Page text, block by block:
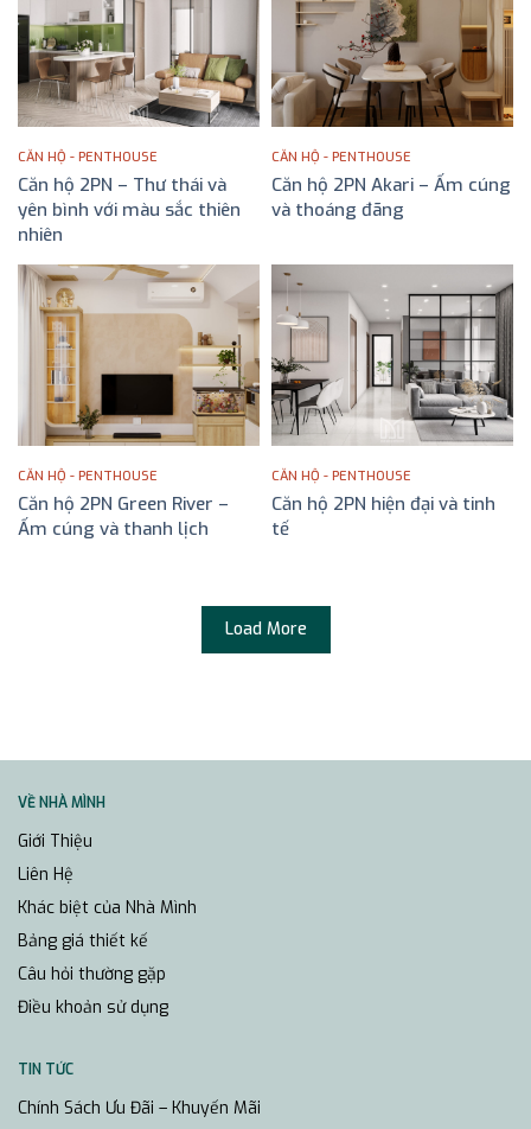
CĂN HỘ - PENTHOUSE
Căn hộ 2PN – Thư thái và
yên bình với màu sắc thiên
nhiên
ĐỌC TIẾP
CĂN HỘ - PENTHOUSE
Căn hộ 2PN Akari – Ấm cúng
và thoáng đãng
ĐỌC TIẾP
CĂN HỘ - PENTHOUSE
Căn hộ 2PN Green River –
Ấm cúng và thanh lịch
ĐỌC TIẾP
CĂN HỘ - PENTHOUSE
Căn hộ 2PN hiện đại và tinh
tế
ĐỌC TIẾP
Load More
VỀ NHÀ MÌNH
Giới Thiệu
Liên Hệ
Khác biệt của Nhà Mình
Bảng giá thiết kế
Câu hỏi thường gặp
Điều khoản sử dụng
TIN TỨC
Chính Sách Ưu Đãi – Khuyến Mãi